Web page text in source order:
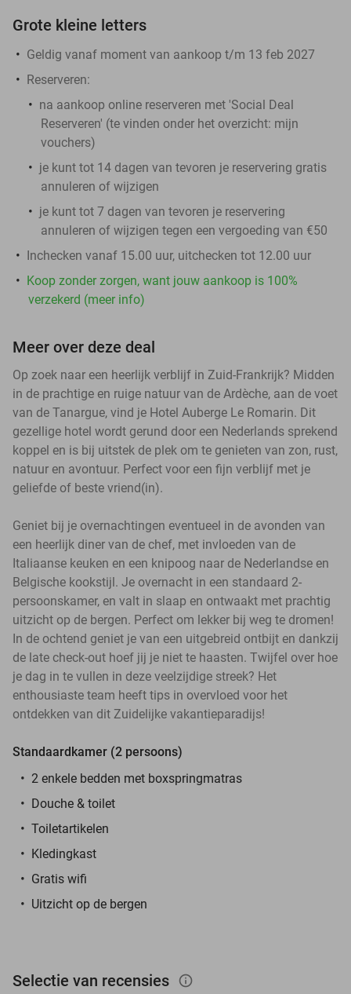
Grote kleine letters
Geldig vanaf moment van aankoop t/m 13 feb 2027
Reserveren:
na aankoop online reserveren met 'Social Deal
Reserveren' (te vinden onder het overzicht: mijn
vouchers)
je kunt tot 14 dagen van tevoren je reservering gratis
annuleren of wijzigen
je kunt tot 7 dagen van tevoren je reservering
annuleren of wijzigen tegen een vergoeding van €50
Inchecken vanaf 15.00 uur, uitchecken tot 12.00 uur
Koop zonder zorgen, want jouw aankoop is 100%
verzekerd (meer info)
Meer over deze deal
Op zoek naar een heerlijk verblijf in Zuid-Frankrijk? Midden
in de prachtige en ruige natuur van de Ardèche, aan de voet
van de Tanargue, vind je Hotel Auberge Le Romarin. Dit
gezellige hotel wordt gerund door een Nederlands sprekend
koppel en is bij uitstek de plek om te genieten van zon, rust,
natuur en avontuur. Perfect voor een fijn verblijf met je
geliefde of beste vriend(in).
Geniet bij je overnachtingen eventueel in de avonden van
een heerlijk diner van de chef, met invloeden van de
Italiaanse keuken en een knipoog naar de Nederlandse en
Belgische kookstijl. Je overnacht in een standaard 2-
persoonskamer, en valt in slaap en ontwaakt met prachtig
uitzicht op de bergen. Perfect om lekker bij weg te dromen!
In de ochtend geniet je van een uitgebreid ontbijt en dankzij
de late check-out hoef jij je niet te haasten. Twijfel over hoe
je dag in te vullen in deze veelzijdige streek? Het
enthousiaste team heeft tips in overvloed voor het
ontdekken van dit Zuidelijke vakantieparadijs!
Standaardkamer (2 persoons)
2 enkele bedden met boxspringmatras
Douche & toilet
Toiletartikelen
Kledingkast
Gratis wifi
Uitzicht op de bergen
Selectie van recensies info_outlined